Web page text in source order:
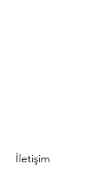
İletişim